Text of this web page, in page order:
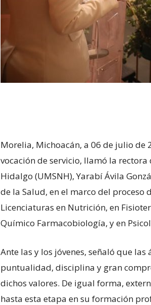
Morelia, Michoacán, a 06 de julio de
vocación de servicio, llamó la
Hidalgo (UMSNH), Yarabí Ávila
de la Salud, en el marco del proceso
Licenciaturas en Nutrición, en
Químico Farmacobiología, y en
Ante las y los jóvenes, señaló que
puntualidad, disciplina y gran
dichos valores. De igual forma,
hasta esta etapa en su formación